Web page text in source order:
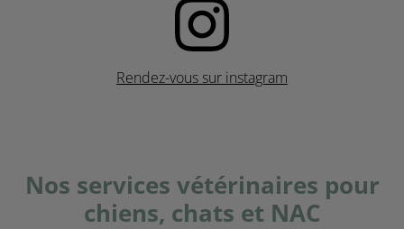
Rendez-vous sur instagram
Nos services vétérinaires pour
chiens, chats et NAC